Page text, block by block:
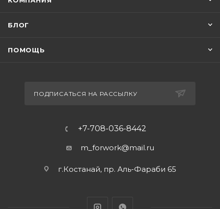
БЛОГ
ПОМОЩЬ
ПОДПИСАТЬСЯ НА РАССЫЛКУ
+7-708-036-8442
m_forwork@mail.ru
г.Костанай, пр. Аль-Фараби 65